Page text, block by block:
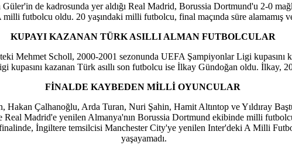
de kadrosunda yer aldığı Real Madrid, Borussia Dortmund'u 2-0
futbolcu oldu. 20 yaşındaki milli futbolcu, final maçında süre alamamış ve
KUPAYI KAZANAN TÜRK ASILLI ALMAN FUTBOLCULAR
Mehmet Scholl, 2000-2001 sezonunda UEFA Şampiyonlar Ligi
kupasını kazanan Türk asıllı son futbolcu ise İlkay Gündoğan oldu. İlkay,
FİNALDE KAYBEDEN MİLLİ OYUNCULAR
Çalhanoğlu, Arda Turan, Nuri Şahin, Hamit Altıntop ve Yıldıray
Madrid'e yenilen Almanya'nın Borussia Dortmund ekibinde milli
İngiltere temsilcisi Manchester City'ye yenilen Inter'deki A Milli
yaşayamadı.